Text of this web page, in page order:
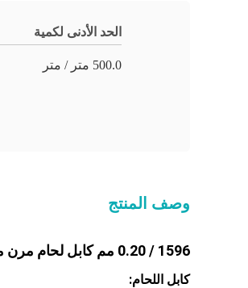
الحد الأدنى لكمية
500.0 متر / متر
وصف المنتج
1596 / 0.20 مم كابل لحام مرن من النحاس / الألومنيوم
كابل اللحام: